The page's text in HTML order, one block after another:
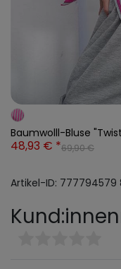
Baumwolll-Bluse
48,93 € *69,90 €
Artikel-ID: 777794579